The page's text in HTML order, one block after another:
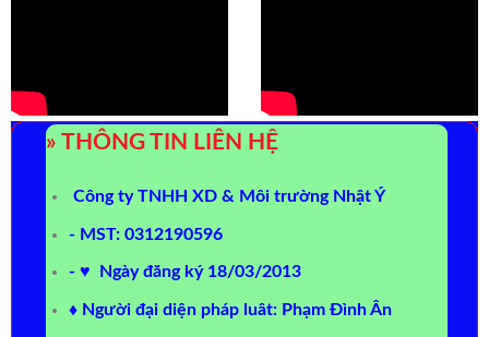
» THÔNG TIN LIÊN HỆ
Công ty TNHH XD & Môi trường Nhật Ý
- MST: 0312190596
- ♥ Ngày đăng ký 18/03/2013
♦ Người đại diện pháp luât: Phạm Đình Ân